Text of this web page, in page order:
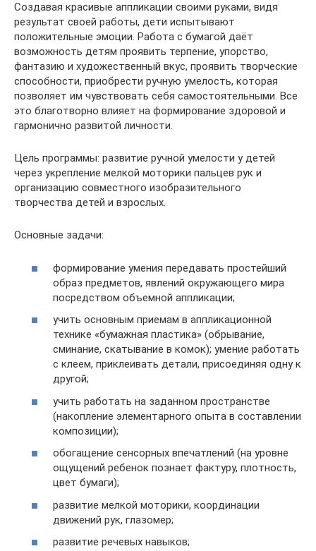
Создавая красивые аппликации своими руками, видя
результат своей работы, дети испытывают
положительные эмоции. Работа с бумагой даёт
возможность детям проявить терпение, упорство,
фантазию и художественный вкус, проявить творческие
способности, приобрести ручную умелость, которая
позволяет им чувствовать себя самостоятельными. Все
это благотворно влияет на формирование здоровой и
гармонично развитой личности.
Цель программы: развитие ручной умелости у детей
через укрепление мелкой моторики пальцев рук и
организацию совместного изобразительного
творчества детей и взрослых.
Основные задачи:
формирование умения передавать простейший
образ предметов, явлений окружающего мира
посредством объемной аппликации;
учить основным приемам в аппликационной
технике «бумажная пластика» (обрывание,
сминание, скатывание в комок); умение работать
с клеем, приклеивать детали, присоединяя одну к
другой;
учить работать на заданном пространстве
(накопление элементарного опыта в составлении
композиции);
обогащение сенсорных впечатлений (на уровне
ощущений ребенок познает фактуру, плотность,
цвет бумаги);
развитие мелкой моторики, координации
движений рук, глазомер;
развитие речевых навыков;